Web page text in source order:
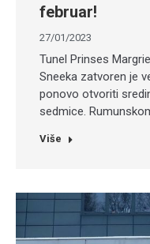
februar!
27/01/2023
Tunel Prinses
Sneeka zatvoren je
ponovo otvoriti
sedmice.
Više